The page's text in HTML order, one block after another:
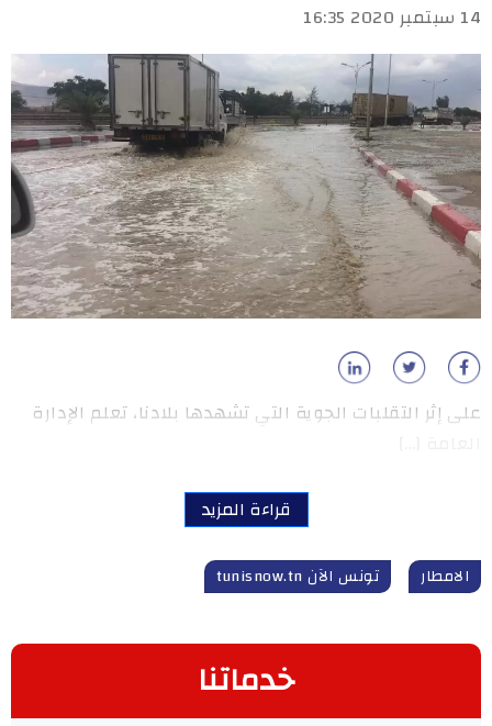
14 سبتمبر 2020 16:35
على إثر التقلبات الجوية التي تشهدها بلادنا، تعلم الإدارة
قراءة المزيد
الامطار تونس الآن tunisnow.tn
خدماتنا